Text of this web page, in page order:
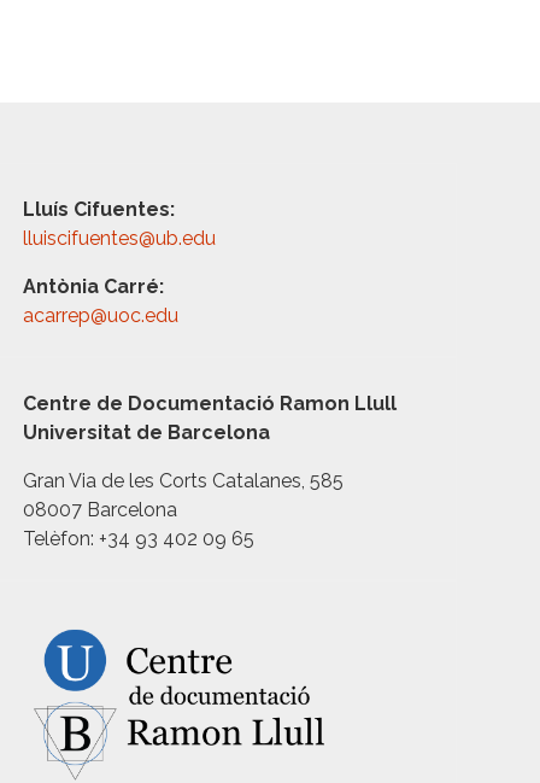
Lluís Cifuentes:
lluiscifuentes@ub.edu
Antònia Carré:
acarrep@uoc.edu
Centre de Documentació Ramon Llull
Universitat de Barcelona
Gran Via de les Corts Catalanes, 585
08007 Barcelona
Telèfon: +34 93 402 09 65